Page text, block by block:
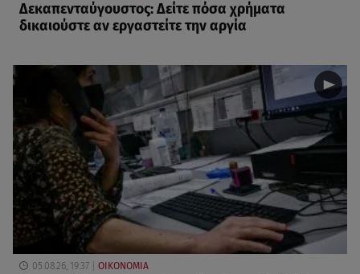
Δεκαπενταύγουστος: Δείτε πόσα χρήματα
δικαιούστε αν εργαστείτε την αργία
05.08.26, 19:37 ΟΙΚΟΝΟΜΙΑ